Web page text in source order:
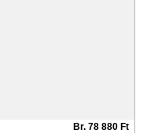
Br. 78 880 Ft